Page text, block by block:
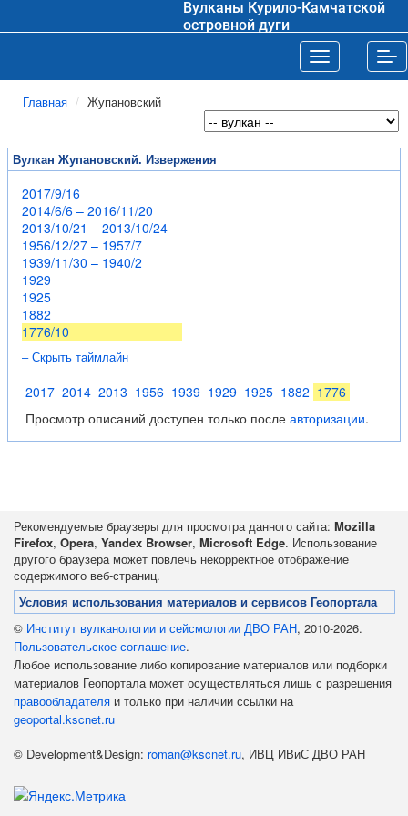
Вулканы Курило-Камчатской
островной дуги
Toggle
Главная Жупановский
Вулкан Жупановский. Извержения
2017/9/16
2014/6/6 – 2016/11/20
2013/10/21 – 2013/10/24
1956/12/27 – 1957/7
1939/11/30 – 1940/2
1929
1925
1882
1776/10
– Скрыть таймлайн
2017 2014 2013 1956 1939 1929 1925 1882 1776
Просмотр описаний доступен только после авторизации.
Рекомендуемые браузеры для просмотра данного сайта: Mozilla
Firefox, Opera, Yandex Browser, Microsoft Edge. Использование
другого браузера может повлечь некорректное отображение
содержимого веб-страниц.
Условия использования материалов и сервисов Геопортала
© Институт вулканологии и сейсмологии ДВО РАН, 2010-2026.
Пользовательское соглашение.
Любое использование либо копирование материалов или подборки
материалов Геопортала может осуществляться лишь с разрешения
правообладателя и только при наличии ссылки на
geoportal.kscnet.ru
© Development&Design: roman@kscnet.ru, ИВЦ ИВиС ДВО РАН